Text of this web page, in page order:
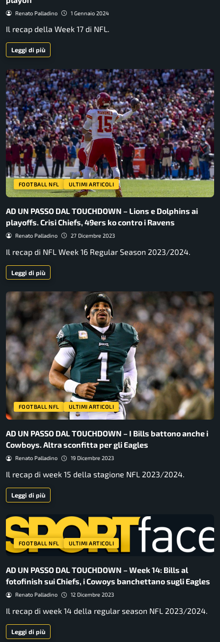
Renato Palladino 1 Gennaio 2024
Il recap della Week 17 di NFL.
Leggi di più
FOOTBALL NFL ULTIMI ARTICOLI
AD UN PASSO DAL TOUCHDOWN – Lions e Dolphins ai
playoffs. Crisi Chiefs, 49ers ko contro i Ravens
Renato Palladino 27 Dicembre 2023
Il recap di NFL Week 16 Regular Season 2023/2024.
Leggi di più
FOOTBALL NFL ULTIMI ARTICOLI
AD UN PASSO DAL TOUCHDOWN – I Bills battono anche i
Cowboys. Altra sconfitta per gli Eagles
Renato Palladino 19 Dicembre 2023
Il recap di week 15 della stagione NFL 2023/2024.
Leggi di più
FOOTBALL NFL ULTIMI ARTICOLI
AD UN PASSO DAL TOUCHDOWN – Week 14: Bills al
fotofinish sui Chiefs, i Cowoys banchettano sugli Eagles
Renato Palladino 12 Dicembre 2023
Il recap di week 14 della regular season NFL 2023/2024.
Leggi di più